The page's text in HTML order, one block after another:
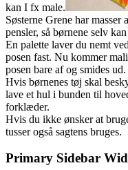
kan I fx male.
Søsterne Grene har
pensler, så børnene selv
En palette laver du nemt
posen fast. Nu kommer
posen bare af og smides ud.
Hvis børnenes tøj skal
lave et hul i bunden til
forklæder.
Hvis du ikke ønsker at
tusser også sagtens bruges.
Primary Sidebar